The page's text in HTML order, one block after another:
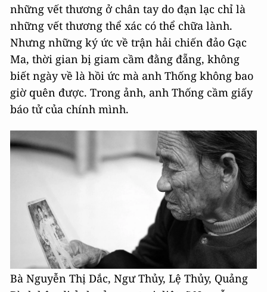
những vết thương ở chân tay do đạn lạc chỉ là
những vết thương thể xác có thể chữa lành.
Nhưng những ký ức về trận hải chiến đảo Gạc
Ma, thời gian bị giam cầm đằng đẵng, không
biết ngày về là hồi ức mà anh Thống không bao
giờ quên được. Trong ảnh, anh Thống cầm giấy
báo tử của chính mình.
Bà Nguyễn Thị Dắc, Ngư Thủy, Lệ Thủy, Quảng